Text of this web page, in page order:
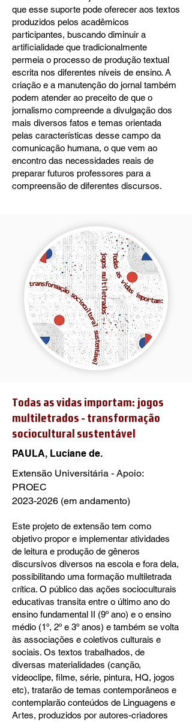
que esse suporte pode oferecer aos textos
produzidos pelos acadêmicos
participantes, buscando diminuir a
artificialidade que tradicionalmente
permeia o processo de produção textual
escrita nos diferentes níveis de ensino. A
criação e a manutenção do jornal também
podem atender ao preceito de que o
jornalismo compreende a divulgação dos
mais diversos fatos e temas orientada
pelas características desse campo da
comunicação humana, o que vem ao
encontro das necessidades reais de
preparar futuros professores para a
compreensão de diferentes discursos.
Todas as vidas importam: jogos
multiletrados - transformação
sociocultural sustentável
PAULA, Luciane de.
Extensão Universitária - Apoio:
PROEC
2023-2026 (em andamento)
Este projeto de extensão tem como
objetivo propor e implementar atividades
de leitura e produção de gêneros
discursivos diversos na escola e fora dela,
possibilitando uma formação multiletrada
crítica. O público das ações socioculturais
educativas transita entre o último ano do
ensino fundamental II (9º ano) e o ensino
médio (1º, 2º e 3º anos) e também se volta
às associações e coletivos culturais e
sociais. Os textos trabalhados, de
diversas materialidades (canção,
videoclipe, filme, série, pintura, HQ, jogos
etc), tratarão de temas contemporâneos e
contemplarão conteúdos de Linguagens e
Artes, produzidos por autores-criadores